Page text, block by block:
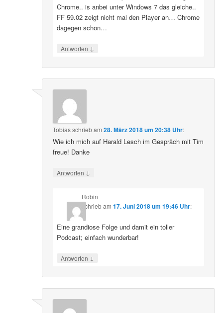
Chrome.. is anbei unter Windows 7 das gleiche..
FF 59.02 zeigt nicht mal den Player an… Chrome
dagegen schon…
Antworten ↓
Tobiasschriebam28. März 2018 um 20:38 Uhr:
Wie ich mich auf Harald Lesch im Gespräch mit Tim
freue! Danke
Antworten ↓
Robin
schriebam 17. Juni 2018 um 19:46 Uhr:
Eine grandiose Folge und damit ein toller
Podcast; einfach wunderbar!
Antworten ↓